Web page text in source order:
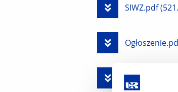
Pobierz
SIWZ.pdf
Pobierz
Pobierz
Załącznik nr